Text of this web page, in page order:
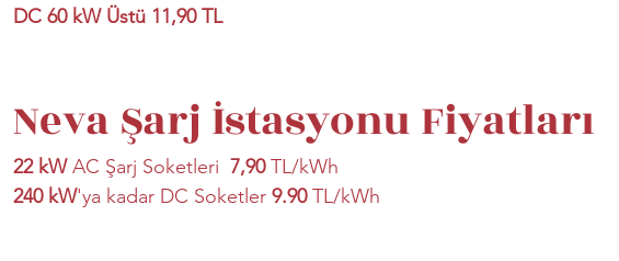
DC 60 kW Üstü 11,90 TL
Neva Şarj İstasyonu Fiyatları
22 kW AC Şarj Soketleri 7,90 TL/kWh
240 kW'ya kadar DC Soketler 9.90 TL/kWh